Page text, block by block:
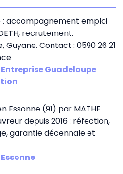
: accompagnement emploi
recrutement.
Guyane. Contact : 0590 26 21
Guadeloupe
Essonne (91) par MATHE
depuis 2016 : réfection,
garantie décennale et